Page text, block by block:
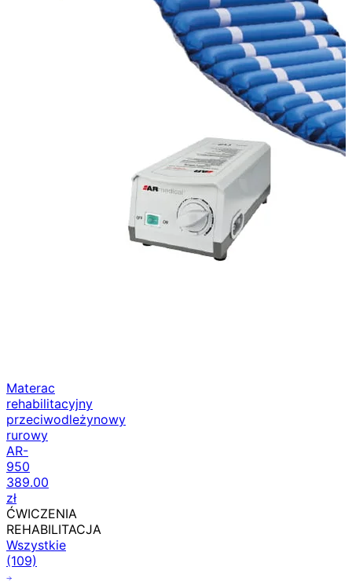
Materac
rehabilitacyjny
przeciwodleżynowy
rurowy
AR-
950
389.00
zł
ĆWICZENIA
REHABILITACJA
Wszystkie
(109)